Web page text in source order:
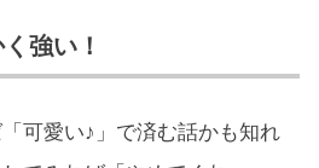
強い！
可愛い♪」で済む話かも知れ